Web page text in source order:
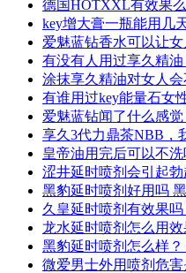
德国HOTXXL有效果
key增大膏一瓶能用几
爱魅蓝钻香水可以让
有没有人用过享久精
涂抹享久精油对女人
有谁用过key能量石女
爱魅蓝钻闻了什么感
享久3代力鼎茶NBB，
皇帝油用完后可以不
涩井延时喷剂会引起
黑豹延时喷剂好用吗
久皇延时喷剂有效果
龙水延时喷剂怎么用
黑豹延时喷剂怎么样
微爱男士外用喷剂危